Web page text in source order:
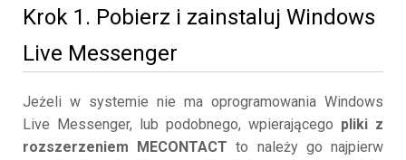
Krok 1. Pobierz i zainstaluj Windows
Live Messenger
Jeżeli w systemie nie ma oprogramowania Windows
Live Messenger, lub podobnego, wpierającego pliki z
rozszerzeniem MECONTACT to należy go najpierw